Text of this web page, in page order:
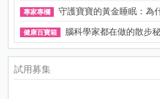
專家專欄 守護寶寶的黃金睡眠：為
健康百寶箱 腦科學家都在做的散步
試用募集